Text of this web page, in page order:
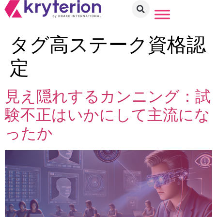
タグ高ステーク資格認
定
見え隠れするカンニング：試
験不正はいかにして主流にな
ったか